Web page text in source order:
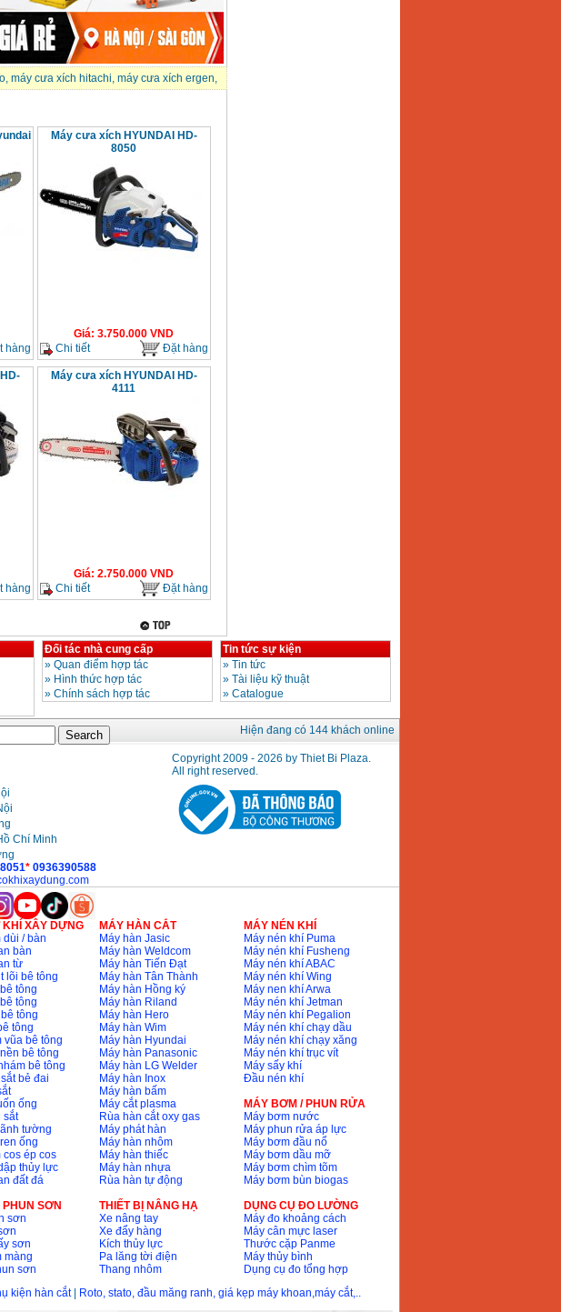
, máy cưa xích hitachi, máy cưa xích ergen,
hàng
Máy cưa xích HYUNDAI HD-
8050
Giá: 3.750.000 VND
Chi tiết
Đặt hàng
hàng
Máy cưa xích HYUNDAI HD-
4111
Giá: 2.750.000 VND
Chi tiết
Đặt hàng
Đối tác nhà cung cấp
» Quan điểm hợp tác
» Hình thức hợp tác
» Chính sách hợp tác
Tin tức sự kiện
» Tin tức
» Tài liệu kỹ thuật
» Catalogue
Hiện đang có 144 khách online
Chí Minh
* 0936390588
Copyright 2009 - 2026 by Thiet Bi Plaza.
All right reserved.
KHÍ XÂY DỰNG
dùi / bàn
bàn
từ
lõi bê tông
tông
tông
tông
tông
vũa bê tông
bê tông
bê tông
bẻ đai
ống
sắt
tường
ống
cos ép cos
thủy lực
đất đá
PHUN SƠN
sơn
sơn
màng
sơn
MÁY HÀN CẮT
Máy hàn Jasic
Máy hàn Weldcom
Máy hàn Tiến Đạt
Máy hàn Tân Thành
Máy hàn Hồng ký
Máy hàn Riland
Máy hàn Hero
Máy hàn Wim
Máy hàn Hyundai
Máy hàn Panasonic
Máy hàn LG Welder
Máy hàn Inox
Máy hàn bấm
Máy cắt plasma
Rùa hàn cắt oxy gas
Máy phát hàn
Máy hàn nhôm
Máy hàn thiếc
Máy hàn nhựa
Rùa hàn tự động
THIẾT BỊ NÂNG HẠ
Xe nâng tay
Xe đẩy hàng
Kích thủy lực
Pa lăng tời điện
Thang nhôm
MÁY NÉN KHÍ
Máy nén khí Puma
Máy nén khí Fusheng
Máy nén khí ABAC
Máy nén khí Wing
Máy nen khí Arwa
Máy nén khí Jetman
Máy nén khí Pegalion
Máy nén khí chạy dầu
Máy nén khí chạy xăng
Máy nén khí trục vít
Máy sấy khí
Đầu nén khí
MÁY BƠM / PHUN RỬA
Máy bơm nước
Máy phun rửa áp lực
Máy bơm đầu nổ
Máy bơm dầu mỡ
Máy bơm chìm tõm
Máy bơm bùn biogas
DỤNG CỤ ĐO LƯỜNG
Máy đo khoảng cách
Máy cân mực laser
Thước cặp Panme
Máy thủy bình
Dụng cụ đo tổng hợp
kiện hàn cắt| Roto, stato, đầu măng ranh, giá kẹp máy khoan,máy cắt,..